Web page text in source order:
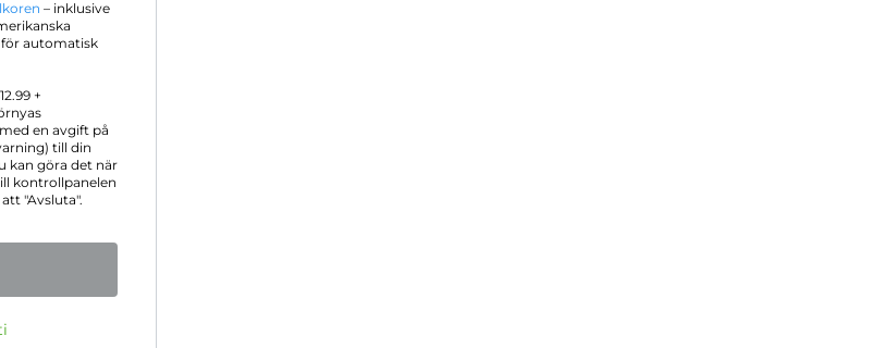
– inklusive
automatisk
12.99 +
med en avgift på
till din
kan göra det när
kontrollpanelen
"Avsluta".